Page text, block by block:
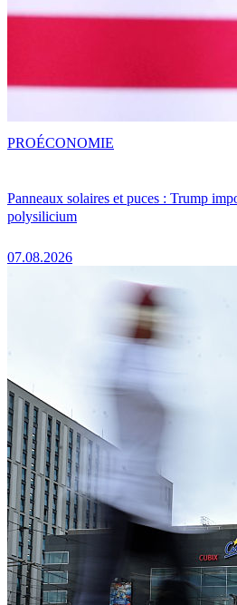
Panneaux solaires et puces : Trump
polysilicium
07.08.2026
PROÉCONOMIE